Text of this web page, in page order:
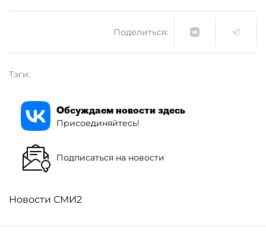
Поделиться:
Тэги:
Обсуждаем новости здесь
Присоединяйтесь!
Подписаться на новости
Новости СМИ2